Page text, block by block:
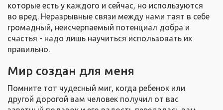
которые есть у каждого и сейчас, но используются
во вред. Неразрывные связи между нами таят в себе
громадный, неисчерпаемый потенциал добра и
счастья - надо лишь научиться использовать их
правильно.
Мир создан для меня
Помните тот чудесный миг, когда ребенок или
другой дорогой вам человек получил от вас